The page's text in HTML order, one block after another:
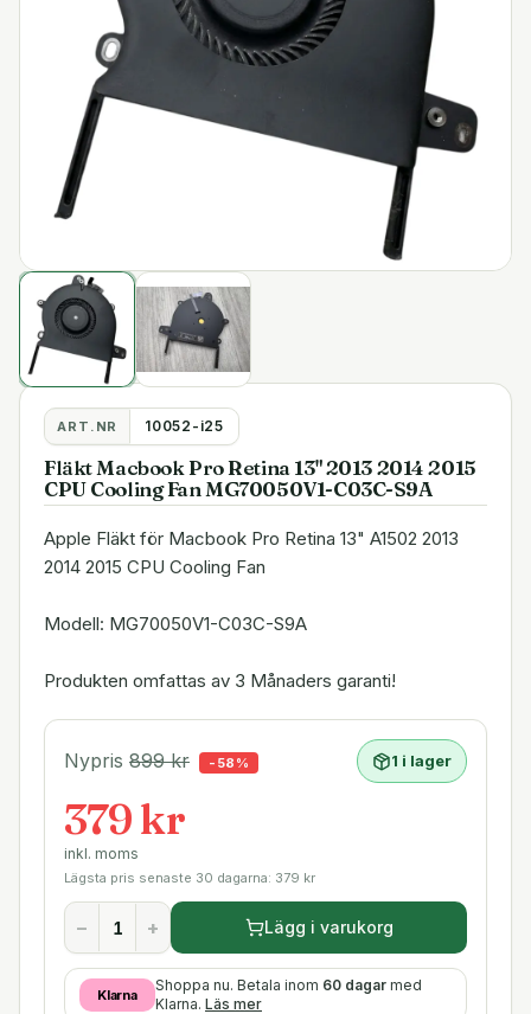
ART.NR 10052-i25
Fläkt Macbook Pro Retina 13" 2013 2014 2015
CPU Cooling Fan MG70050V1-C03C-S9A
Apple Fläkt för Macbook Pro Retina 13" A1502 2013
2014 2015 CPU Cooling Fan
Modell: MG70050V1-C03C-S9A
Produkten omfattas av 3 Månaders garanti!
Nypris 899kr - 58 % 1 i lager
379 kr
inkl. moms
Lägsta pris senaste 30 dagarna: 379 kr
− + Lägg i varukorg
Klarna
Shoppa nu. Betala inom 60 dagar med
Klarna. Läs mer